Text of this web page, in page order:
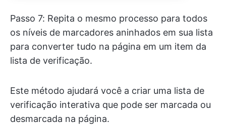
Passo 7: Repita o mesmo processo para todos
os níveis de marcadores aninhados em sua lista
para converter tudo na página em um item da
lista de verificação.
Este método ajudará você a criar uma lista de
verificação interativa que pode ser marcada ou
desmarcada na página.